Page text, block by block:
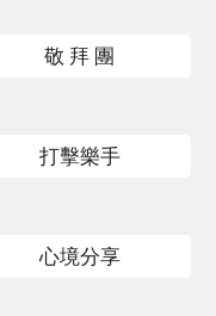
敬 拜 團
打擊樂手
心境分享